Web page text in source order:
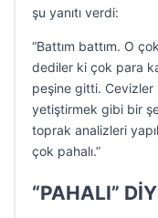
şu yanıtı verdi:
“Battım battım. O
dediler ki çok para
peşine gitti. Cevizler
yetiştirmek gibi bir
toprak analizleri
çok pahalı.”
“PAHALI”